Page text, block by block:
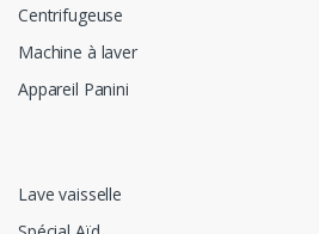
Centrifugeuse
Machine à laver
Appareil Panini
Lave vaisselle